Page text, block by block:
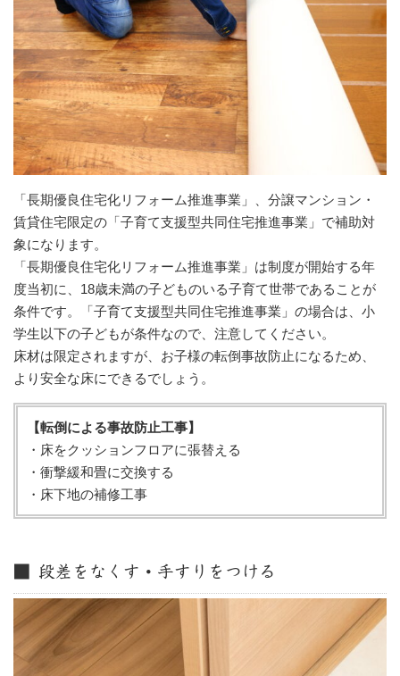
「長期優良住宅化リフォーム推進事業」、分譲マンション・
賃貸住宅限定の「子育て支援型共同住宅推進事業」で補助対
象になります。
「長期優良住宅化リフォーム推進事業」は制度が開始する年
度当初に、18歳未満の子どものいる子育て世帯であることが
条件です。「子育て支援型共同住宅推進事業」の場合は、小
学生以下の子どもが条件なので、注意してください。
床材は限定されますが、お子様の転倒事故防止になるため、
より安全な床にできるでしょう。
【転倒による事故防止工事】
・床をクッションフロアに張替える
・衝撃緩和畳に交換する
・床下地の補修工事
■ 段差をなくす・手すりをつける